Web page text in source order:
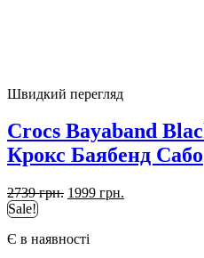
Швидкий перегляд
Crocs Bayaband
Крокс Баябенд Сабо
2739грн. Оригінальна
1999 грн.
Sale!
Є в наявності